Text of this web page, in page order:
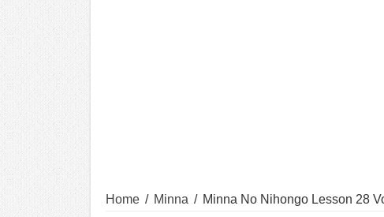
Home / Minna / Minna No Nihongo Lesson 28